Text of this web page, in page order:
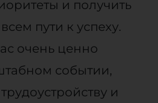
и получить
пути к успеху.
очень ценно
событии,
и